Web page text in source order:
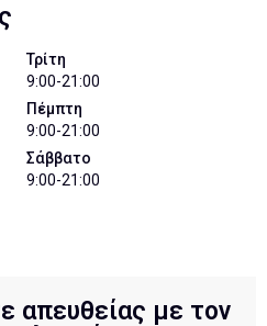
Τρίτη
9:00-21:00
Πέμπτη
9:00-21:00
Σάββατο
9:00-21:00
απευθείας με τον